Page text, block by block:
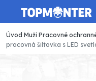
Úvod Muži Pracovné
pracovná šiltovka s LED